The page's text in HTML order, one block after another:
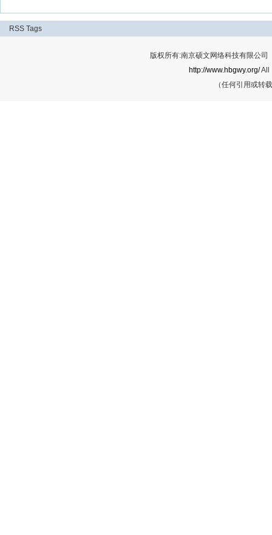
RSS Tags
版权所有:南京硕文网络科技有限公
http://www.hbgwy.org/All
（任何引用或转